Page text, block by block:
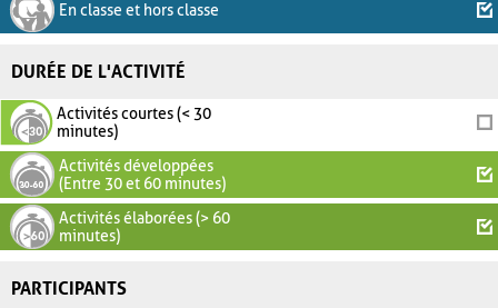
En classe et hors classe
DURÉE DE L'ACTIVITÉ
Activités courtes (< 30
minutes)
Activités développées
(Entre 30 et 60 minutes)
Activités élaborées (> 60
minutes)
PARTICIPANTS